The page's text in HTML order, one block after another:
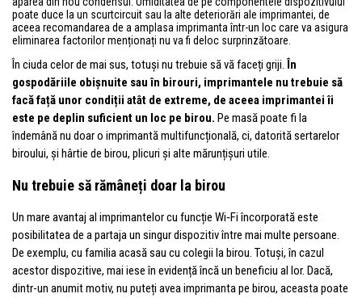
poate duce la un scurtcircuit sau la alte deteriorări ale imprimantei, de
aceea recomandarea de a amplasa imprimanta într-un loc care va asigura
eliminarea factorilor menționați nu va fi deloc surprinzătoare.
În ciuda celor de mai sus, totuși nu trebuie să vă faceți griji. În
gospodăriile obișnuite sau în birouri, imprimantele nu trebuie să
facă față unor condiții atât de extreme, de aceea imprimantei îi
este pe deplin suficient un loc pe birou. Pe masă poate fi la
îndemână nu doar o imprimantă multifuncțională, ci, datorită sertarelor
biroului, și hârtie de birou, plicuri și alte mărunțișuri utile.
Nu trebuie să rămâneți doar la birou
Un mare avantaj al imprimantelor cu funcție Wi‑Fi încorporată este
posibilitatea de a partaja un singur dispozitiv între mai multe persoane.
De exemplu, cu familia acasă sau cu colegii la birou. Totuși, în cazul
acestor dispozitive, mai iese în evidență încă un beneficiu al lor. Dacă,
dintr-un anumit motiv, nu puteți avea imprimanta pe birou, aceasta poate